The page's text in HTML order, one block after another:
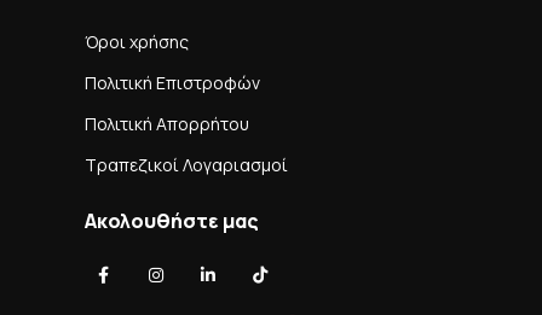
Όροι χρήσης
Πολιτική Επιστροφών
Πολιτική Απορρήτου
Τραπεζικοί Λογαριασμοί
Ακολουθήστε μας